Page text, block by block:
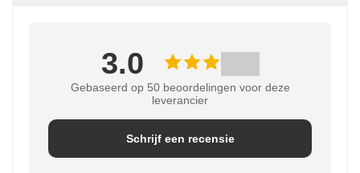
3.0
Gebaseerd op 50 beoordelingen voor deze
leverancier
Schrijf een recensie